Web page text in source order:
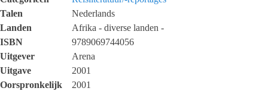
Talen
Nederlands
Landen
Afrika - diverse landen -
ISBN
9789069744056
Uitgever
Arena
Uitgave
2001
Oorspronkelijk
2001